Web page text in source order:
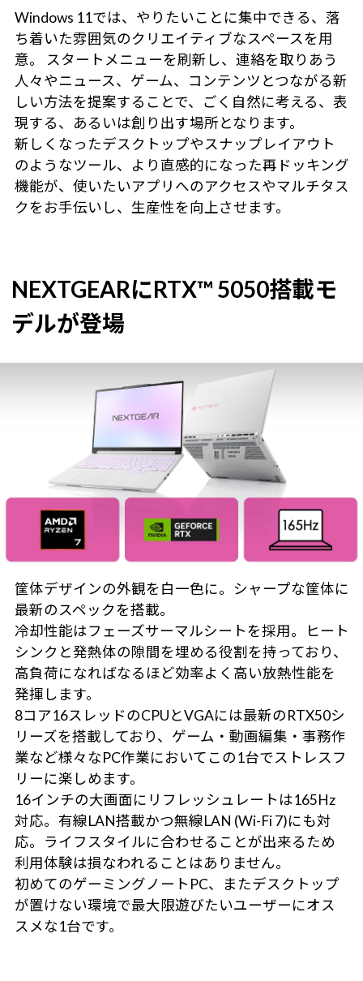
Windows 11では、やりたいことに集中できる、落
ち着いた雰囲気のクリエイティブなスペースを用
意。 スタートメニューを刷新し、連絡を取りあう
人々やニュース、ゲーム、コンテンツとつながる新
しい方法を提案することで、ごく自然に考える、表
現する、あるいは創り出す場所となります。
新しくなったデスクトップやスナップレイアウト
のようなツール、より直感的になった再ドッキング
機能が、使いたいアプリへのアクセスやマルチタス
クをお手伝いし、生産性を向上させます。
NEXTGEARにRTX™ 5050搭載モ
デルが登場
筐体デザインの外観を白一色に。シャープな筐体に
最新のスペックを搭載。
冷却性能はフェーズサーマルシートを採用。ヒート
シンクと発熱体の隙間を埋める役割を持っており、
高負荷になればなるほど効率よく高い放熱性能を
発揮します。
8コア16スレッドのCPUとVGAには最新のRTX50シ
リーズを搭載しており、ゲーム・動画編集・事務作
業など様々なPC作業においてこの1台でストレスフ
リーに楽しめます。
16インチの大画面にリフレッシュレートは165Hz
対応。有線LAN搭載かつ無線LAN (Wi-Fi 7)にも対
応。ライフスタイルに合わせることが出来るため
利用体験は損なわれることはありません。
初めてのゲーミングノートPC、またデスクトップ
が置けない環境で最大限遊びたいユーザーにオス
スメな1台です。